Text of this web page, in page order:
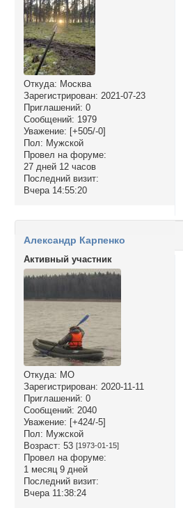
Откуда: Москва
Зарегистрирован: 2021-07-23
Приглашений: 0
Сообщений: 1979
Уважение: [+505/-0]
Пол: Мужской
Провел на форуме:
27 дней 12 часов
Последний визит:
Вчера 14:55:20
Александр Карпенко
Активный участник
Откуда: МО
Зарегистрирован: 2020-11-11
Приглашений: 0
Сообщений: 2040
Уважение: [+424/-5]
Пол: Мужской
Возраст: 53 [1973-01-15]
Провел на форуме:
1 месяц 9 дней
Последний визит:
Вчера 11:38:24